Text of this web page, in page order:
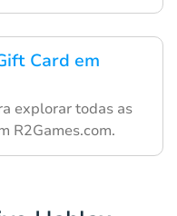
Card em
explorar todas as
R2Games.com.